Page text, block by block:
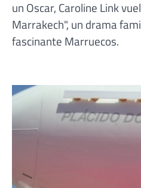
un Oscar, Caroline Link
Marrakech", un drama
fascinante Marruecos.